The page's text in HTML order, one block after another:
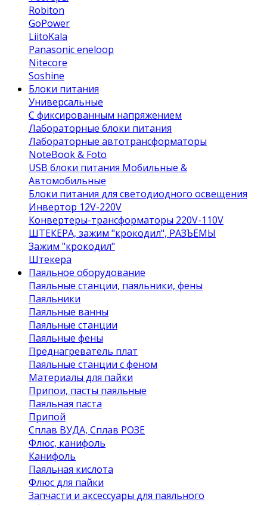
Robiton
GoPower
LiitoKala
Panasonic eneloop
Nitecore
Soshine
Блоки питания
Универсальные
C фиксированным напряжением
Лабораторные блоки питания
Лабораторные автотрансформаторы
NoteBook & Foto
USB блоки питания Мобильные &
Автомобильные
Блоки питания для светодиодного освещения
Инвертор 12V-220V
Конвертеры-трансформаторы 220V-110V
ШТЕКЕРА, зажим "крокодил", РАЗЪЁМЫ
Зажим "крокодил"
Штекера
Паяльное оборудование
Паяльные станции, паяльники, фены
Паяльники
Паяльные ванны
Паяльные станции
Паяльные фены
Преднагреватель плат
Паяльные станции с феном
Материалы для пайки
Припои, пасты паяльные
Паяльная паста
Припой
Сплав ВУДА, Сплав РОЗЕ
Флюс, канифоль
Канифоль
Паяльная кислота
Флюс для пайки
Запчасти и аксессуары для паяльного